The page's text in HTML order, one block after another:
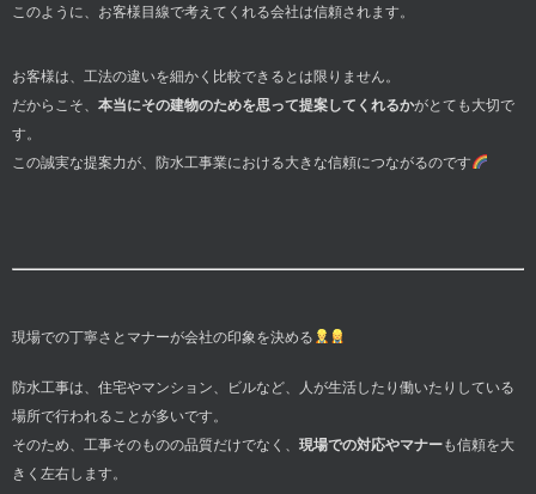
このように、お客様目線で考えてくれる会社は信頼されます。
お客様は、工法の違いを細かく比較できるとは限りません。
だからこそ、 本当にその建物のためを思って提案してくれるかがとても大切で
す。
この誠実な提案力が、防水工事業における大きな信頼につながるのです
現場での丁寧さとマナーが会社の印象を決める
防水工事は、住宅やマンション、ビルなど、人が生活したり働いたりしている
場所で行われることが多いです。
そのため、工事そのものの品質だけでなく、 現場での対応やマナーも信頼を大
きく左右します。